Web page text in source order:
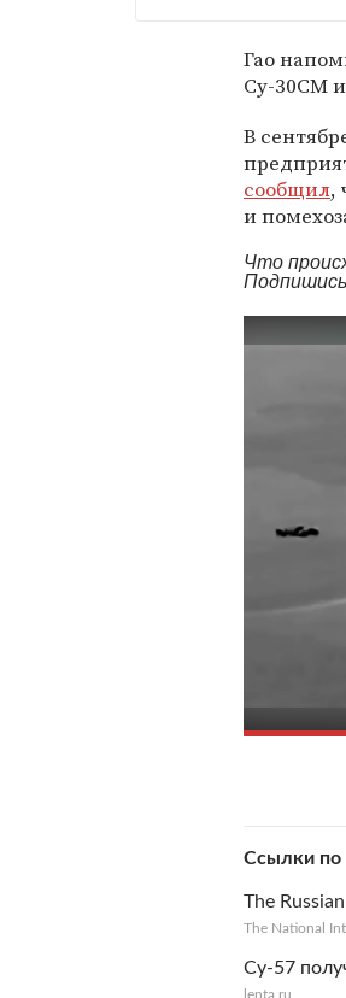
Гао
Су-30СМ
В
сообщил,
и
Что
Ссылки по
The
The National
Су-57
lenta.ru